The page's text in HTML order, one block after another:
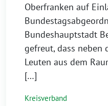
September
2022
Oberfranken auf
Bundeshauptstadt
gefreut, dass neben
Leuten aus dem
[…]
Kreisverband